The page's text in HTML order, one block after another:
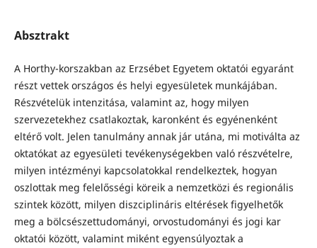
Absztrakt
A Horthy-korszakban az Erzsébet Egyetem oktatói egyaránt
részt vettek országos és helyi egyesületek munkájában.
Részvételük intenzitása, valamint az, hogy milyen
szervezetekhez csatlakoztak, karonként és egyénenként
eltérő volt. Jelen tanulmány annak jár utána, mi motiválta az
oktatókat az egyesületi tevékenységekben való részvételre,
milyen intézményi kapcsolatokkal rendelkeztek, hogyan
oszlottak meg felelősségi köreik a nemzetközi és regionális
szintek között, milyen diszciplináris eltérések figyelhetők
meg a bölcsészettudományi, orvostudományi és jogi kar
oktatói között, valamint miként egyensúlyoztak a